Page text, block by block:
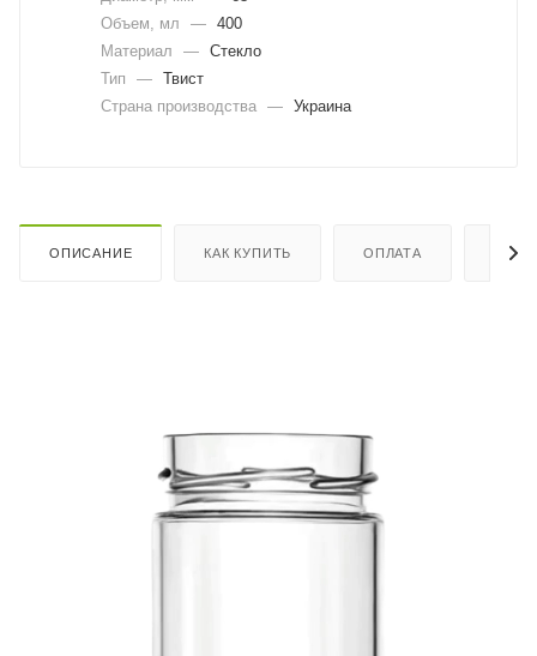
Объем, мл
— 400
Материал
— Стекло
Тип
— Твист
Страна производства — Украина
ОПИСАНИЕ КАК КУПИТЬ ОПЛАТА